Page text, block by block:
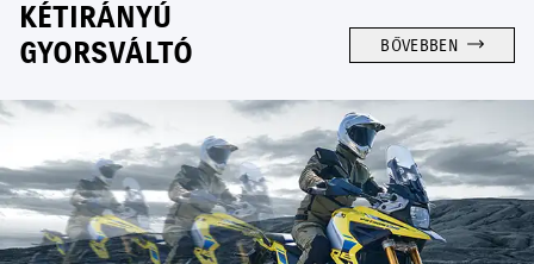
KÉTIRÁNYÚ
GYORSVÁLTÓ
BŐVEBBEN